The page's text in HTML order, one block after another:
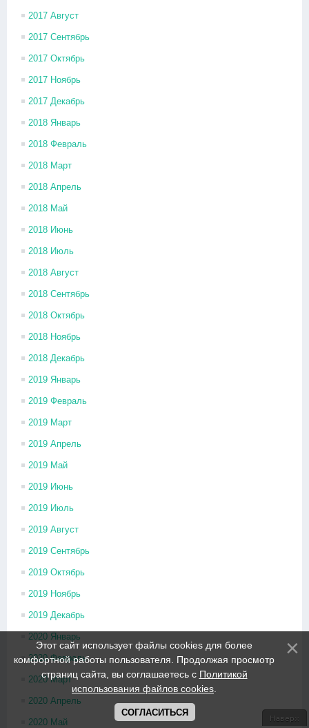
2017 Август
2017 Сентябрь
2017 Октябрь
2017 Ноябрь
2017 Декабрь
2018 Январь
2018 Февраль
2018 Март
2018 Апрель
2018 Май
2018 Июнь
2018 Июль
2018 Август
2018 Сентябрь
2018 Октябрь
2018 Ноябрь
2018 Декабрь
2019 Январь
2019 Февраль
2019 Март
2019 Апрель
2019 Май
2019 Июнь
2019 Июль
2019 Август
2019 Сентябрь
2019 Октябрь
2019 Ноябрь
2019 Декабрь
2020 Январь
2020 Февраль
2020 Март
2020 Апрель
2020 Май
Этот сайт использует файлы cookies для более
комфортной работы пользователя. Продолжая просмотр
страниц сайта, вы соглашаетесь с Политикой
использования файлов cookies
СОГЛАСИТЬСЯ